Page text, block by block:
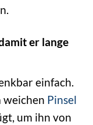
er lange
einfach.
weichen Pinsel
um ihn von